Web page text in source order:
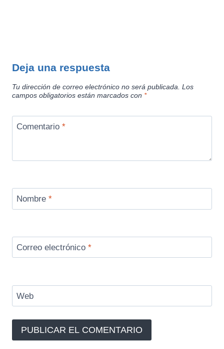
Deja una respuesta
Tu dirección de correo electrónico no será publicada. Los
campos obligatorios están marcados con *
Comentario *
Nombre *
Correo electrónico *
Web